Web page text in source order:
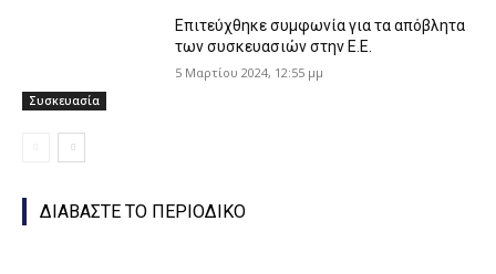
Συσκευασία
Επιτεύχθηκε συμφωνία για τα απόβλητα
των συσκευασιών στην Ε.Ε.
5 Μαρτίου 2024, 12:55 μμ
ΔΙΑΒΑΣΤΕ ΤΟ ΠΕΡΙΟΔΙΚΟ